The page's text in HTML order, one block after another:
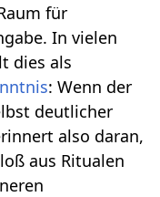
für
In vielen
dies als
: Wenn der
deutlicher
also daran,
aus Ritualen